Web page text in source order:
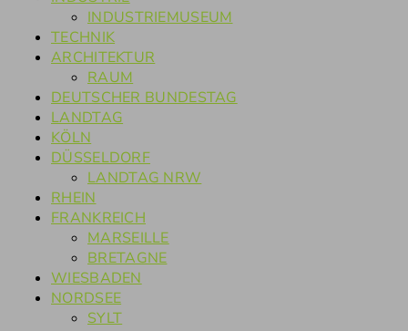
INDUSTRIEMUSEUM
TECHNIK
ARCHITEKTUR
RAUM
DEUTSCHER BUNDESTAG
LANDTAG
KÖLN
DÜSSELDORF
LANDTAG NRW
RHEIN
FRANKREICH
MARSEILLE
BRETAGNE
WIESBADEN
NORDSEE
SYLT